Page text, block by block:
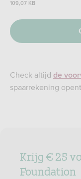
109,07 KB
Check altijd de
spaarrekening
Krijg € 25
Foundation